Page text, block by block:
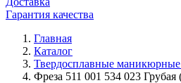
Гарантия качества
Главная
Каталог
Твердосплавные
Фреза 511 001 534 023